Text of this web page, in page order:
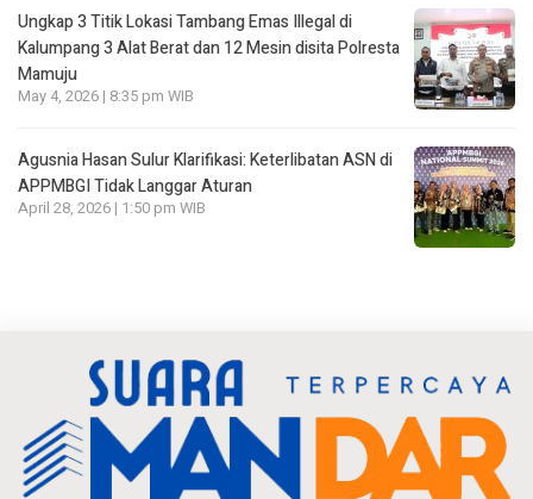
Ungkap 3 Titik Lokasi Tambang Emas Illegal di
Kalumpang 3 Alat Berat dan 12 Mesin disita Polresta
Mamuju
May 4, 2026 | 8:35 pm WIB
Agusnia Hasan Sulur Klarifikasi: Keterlibatan ASN di
APPMBGI Tidak Langgar Aturan
April 28, 2026 | 1:50 pm WIB